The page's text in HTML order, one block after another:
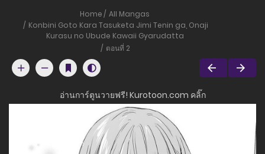
Home
All Mangas
Konbini Goto Kara Tasuketa Jimi Tenin ga, Onaji
Kurasu no Ubude Kawaii Gyarudatta
ตอนที่ 2
อ่านการ์ตูนวายฟรี! Kurotoon.com คลิ๊ก